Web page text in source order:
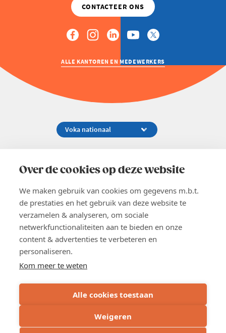
Over de cookies op deze website
We maken gebruik van cookies om gegevens m.b.t.
de prestaties en het gebruik van deze website te
verzamelen & analyseren, om sociale
netwerkfunctionaliteiten aan te bieden en onze
content & advertenties te verbeteren en
personaliseren.
Kom meer te weten
Alle cookies toestaan
Weigeren
ALLE KANTOREN EN MEDEWERKERS
02 229 81 11
EN
Word lid
Voka 2026
Privacyverklaring
Cookie verklaring